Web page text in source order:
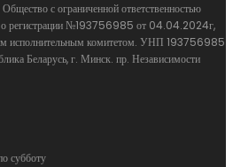
с ограниченной ответственностью
о регистрации №193756985 от 04.04.2024г,
исполнительным комитетом. УНП 193756985
Беларусь, г. Минск. пр. Независимости
субботу